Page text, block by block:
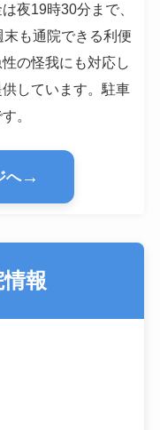
夜19時30分まで、
も通院できる利便
の怪我にも対応し
しています。駐車
。
へ→
報